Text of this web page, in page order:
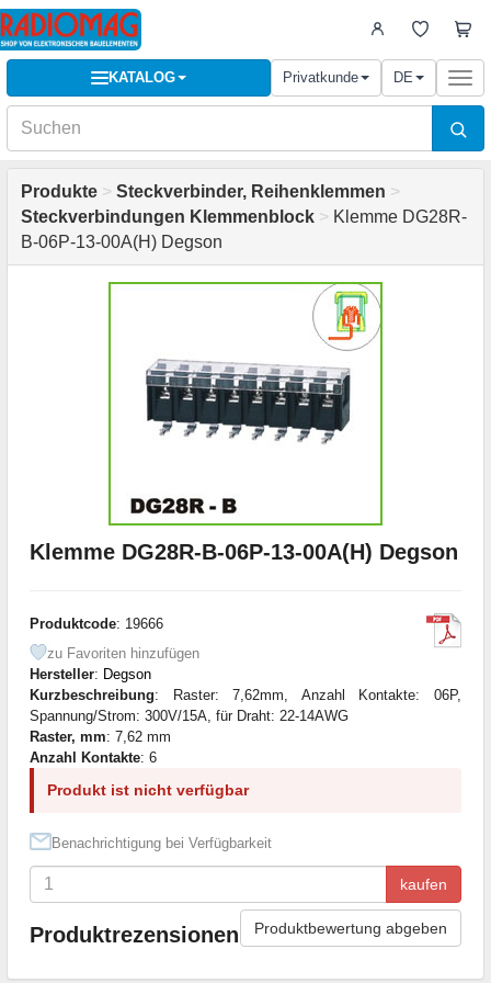
KATALOG Privatkunde DE
Produkte > Steckverbinder, Reihenklemmen >
Steckverbindungen Klemmenblock > Klemme DG28R-
B-06P-13-00A(H) Degson
Klemme DG28R-B-06P-13-00A(H) Degson
Produktcode: 19666
zu Favoriten hinzufügen
Hersteller: Degson
Kurzbeschreibung: Raster: 7,62mm, Anzahl Kontakte: 06P,
Spannung/Strom: 300V/15A, für Draht: 22-14AWG
Raster, mm: 7,62 mm
Anzahl Kontakte: 6
Produkt ist nicht verfügbar
Benachrichtigung bei Verfügbarkeit
kaufen
Produktrezensionen Produktbewertung abgeben